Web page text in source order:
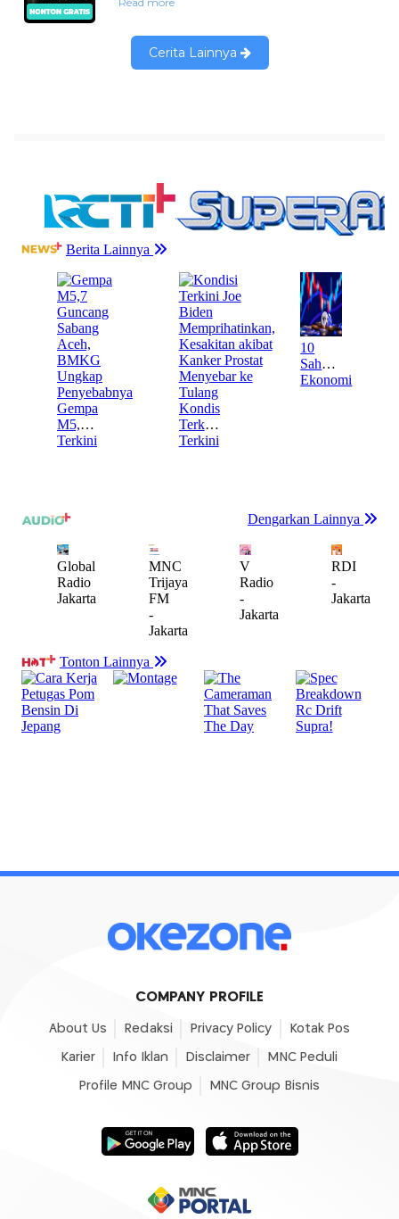
COMPANY PROFILE
About Us Redaksi Privacy Policy Kotak Pos
Karier Info Iklan Disclaimer MNC Peduli
Profile MNC Group MNC Group Bisnis